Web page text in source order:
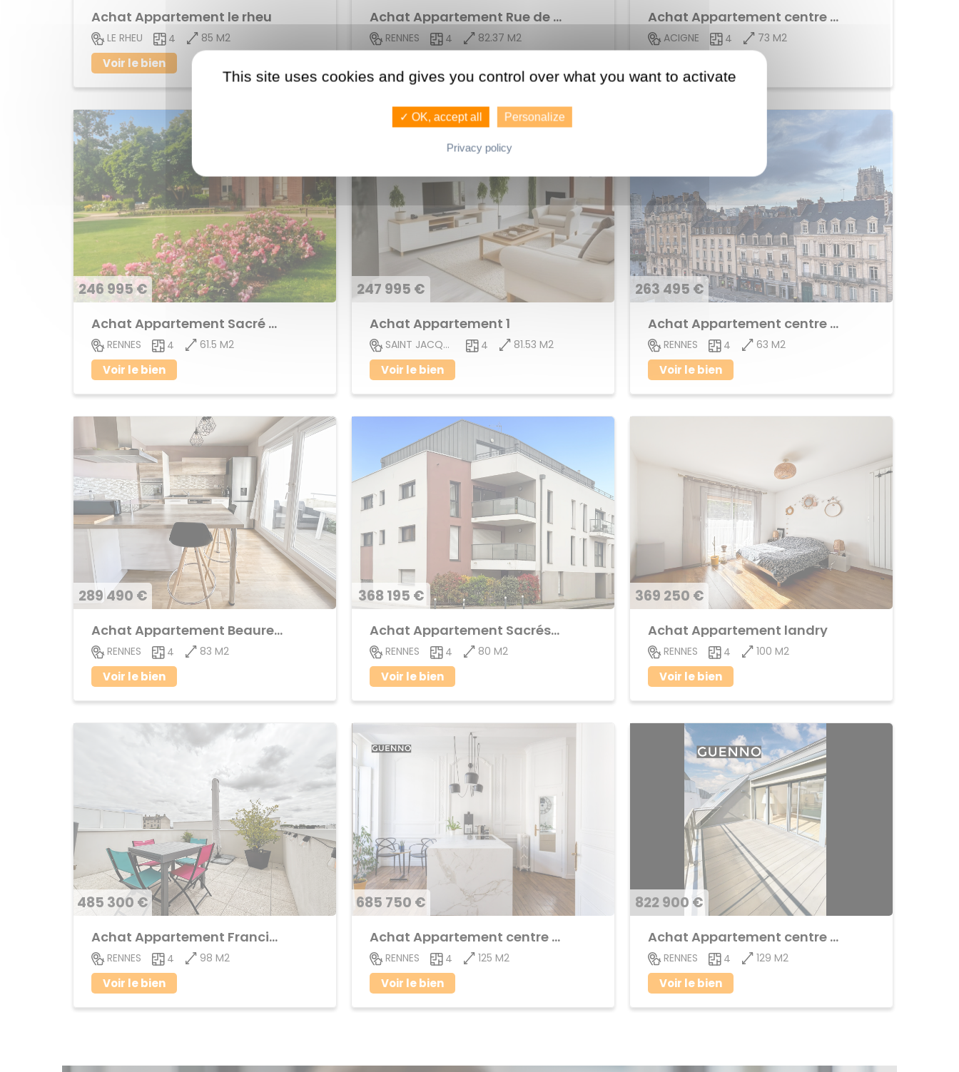
Achat Appartement le rheu
LE RHEU 4 85 M2
Voir le bien
Achat Appartement Rue de Nantes
RENNES 4 82.37 M2
Achat Appartement centre ville
ACIGNE 4 73 M2
246 995 €
Achat Appartement Sacré Coeurs
RENNES 4 61.5 M2
Voir le bien
247 995 €
Achat Appartement 1
SAINT JACQUES DE LA LANDE 4 81.53 M2
Voir le bien
263 495 €
Achat Appartement centre ville
RENNES 4 63 M2
Voir le bien
289 490 €
Achat Appartement Beauregard
RENNES 4 83 M2
Voir le bien
368 195 €
Achat Appartement Sacrés-Coeurs
RENNES 4 80 M2
Voir le bien
369 250 €
Achat Appartement landry
RENNES 4 100 M2
Voir le bien
485 300 €
Achat Appartement Francisco ferrer
RENNES 4 98 M2
Voir le bien
685 750 €
Achat Appartement centre ville
RENNES 4 125 M2
Voir le bien
822 900 €
Achat Appartement centre ville
RENNES 4 129 M2
Voir le bien
This site uses cookies and gives you control over what you want to activate
✓ OK, accept all Personalize
Privacy policy